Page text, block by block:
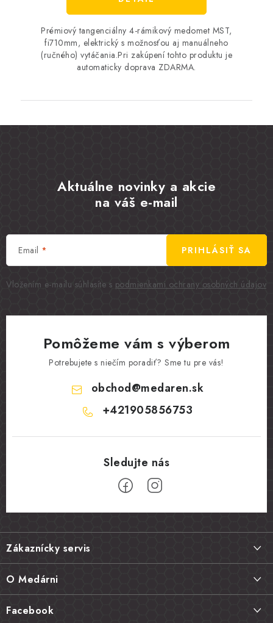
Prémiový tangenciálny 4-rámikový medomet MST,
fi710mm, elektrický s možnosťou aj manuálneho
(ručného) vytáčania.Pri zakúpení tohto produktu je
automaticky doprava ZDARMA.
Aktuálne novinky a akcie
na váš e-mail
Email
Vložením e-mailu súhlasíte s podmienkami ochrany osobných údajov
PRIHLÁSIŤ SA
Pomôžeme vám s výberom
Potrebujete s niečím poradiť? Sme tu pre vás!
obchod@medaren.sk
+421905856753
Z
á
p
ä
Zákaznícky servis
Vrátenie tovaru, výmena a reklamácie
Najčastejšie otázky FAQ
O Medárni
Facebook